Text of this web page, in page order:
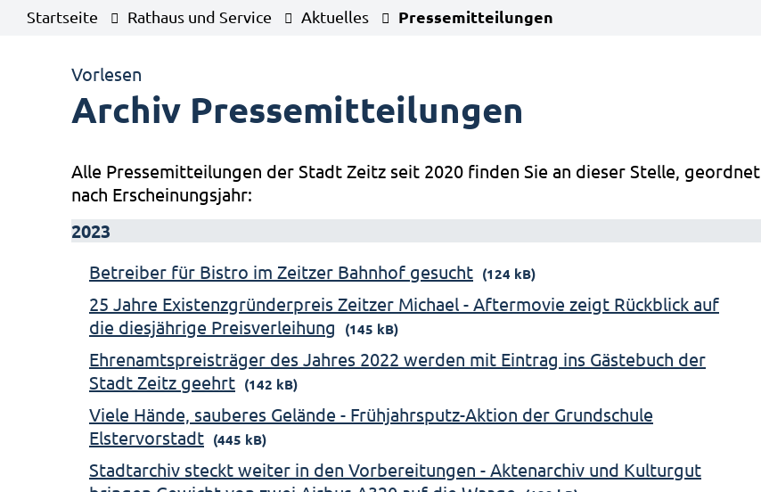
Startseite Rathaus und Service Aktuelles Pressemitteilungen
Vorlesen
Archiv Pressemitteilungen
Alle Pressemitteilungen der Stadt Zeitz seit 2020 finden Sie an dieser Stelle, geordnet
nach Erscheinungsjahr:
2023
Betreiber für Bistro im Zeitzer Bahnhof gesucht (124 kB)
25 Jahre Existenzgründerpreis Zeitzer Michael - Aftermovie zeigt Rückblick auf
die diesjährige Preisverleihung
(145 kB)
Ehrenamtspreisträger des Jahres 2022 werden mit Eintrag ins Gästebuch der
Stadt Zeitz geehrt (142 kB)
Viele Hände, sauberes Gelände - Frühjahrsputz-Aktion der Grundschule
Elstervorstadt (445 kB)
Stadtarchiv steckt weiter in den Vorbereitungen - Aktenarchiv und Kulturgut